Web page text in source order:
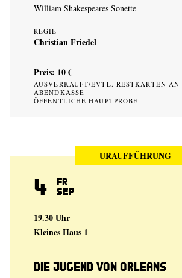
William Shakespeares Sonette
REGIE
Christian Friedel
Preis: 10 €
AUSVERKAUFT/EVTL. RESTKARTEN AN
ABENDKASSE
ÖFFENTLICHE HAUPTPROBE
URAUFFÜHRUNG
4 Fr
Sep
19.30 Uhr
Kleines Haus 1
Die Jugend von Orleans